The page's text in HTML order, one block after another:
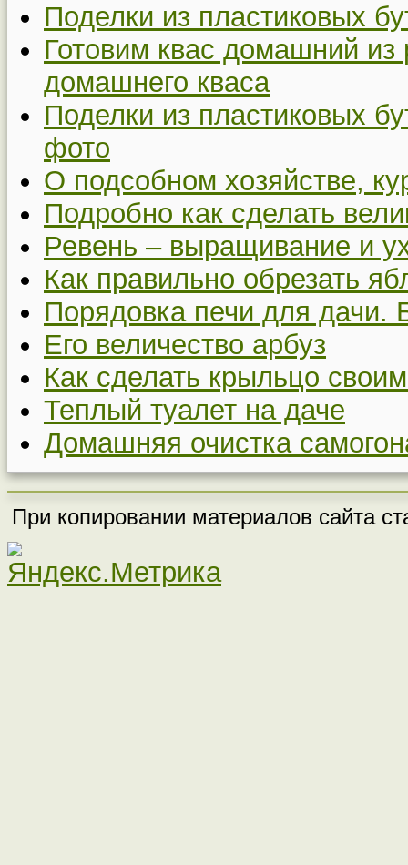
Поделки из пластиковых
Готовим квас домашний
домашнего кваса
Поделки из пластиковых
фото
О подсобном хозяйстве,
Подробно как сделать
Ревень – выращивание и
Как правильно обрезать
Порядовка печи для дачи.
Его величество арбуз
Как сделать крыльцо
Теплый туалет на даче
Домашняя очистка
При копировании материалов сайта